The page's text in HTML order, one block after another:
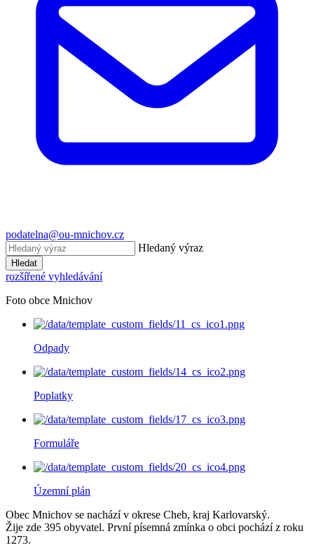
podatelna@ou-mnichov.cz
Hledaný výraz
Hledat
rozšířené vyhledávání
Foto obce Mnichov
Odpady
Poplatky
Formuláře
Územní plán
Obec Mnichov se nachází v okrese Cheb, kraj Karlovarský.
Žije zde 395 obyvatel. První písemná zmínka o obci pochází z roku
1273.